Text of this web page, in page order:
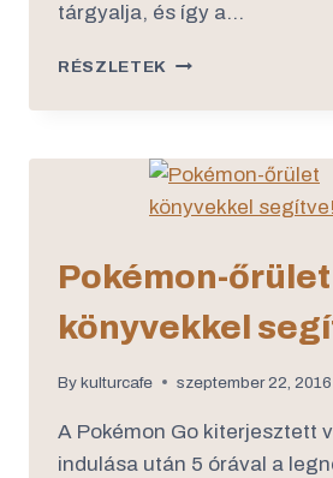
tárgyalja, és így a…
RÉSZLETEK
Pokémon-őrület
könyvekkel
By kulturcafe szeptember 22, 2016
A Pokémon Go kiterjesztett
indulása után 5 órával a